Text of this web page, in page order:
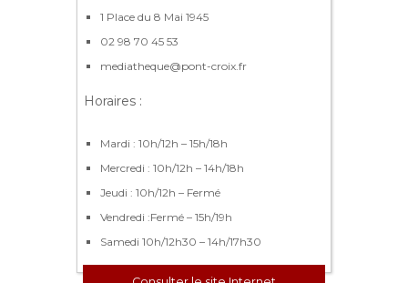
1 Place du 8 Mai 1945
02 98 70 45 53
mediatheque@pont-croix.fr
Horaires :
Mardi : 10h/12h – 15h/18h
Mercredi : 10h/12h – 14h/18h
Jeudi : 10h/12h – Fermé
Vendredi :Fermé – 15h/19h
Samedi 10h/12h30 – 14h/17h30